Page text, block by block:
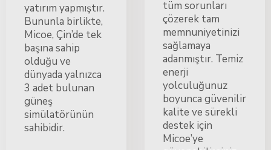
yatırım yapmıştır.
Bununla birlikte,
Micoe, Çin’de tek
başına sahip
olduğu ve
dünyada yalnızca
3 adet bulunan
güneş
simülatörünün
sahibidir.
tüm sorunları
çözerek tam
memnuniyetinizi
sağlamaya
adanmıştır. Temiz
enerji
yolculuğunuz
boyunca güvenilir
kalite ve sürekli
destek için
Micoe’ye